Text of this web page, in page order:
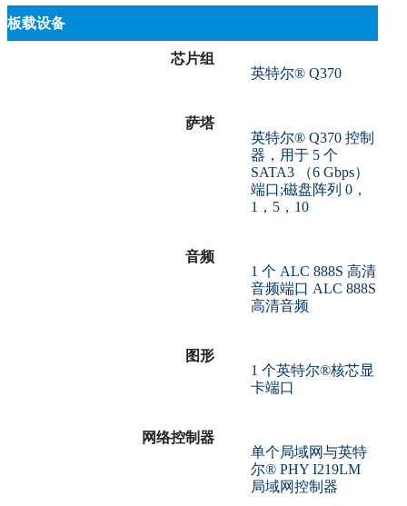
板载设备
芯片组
英特尔® Q370
萨塔
英特尔® Q370 控制
器，用于 5 个
SATA3 （6 Gbps）
端口;磁盘阵列 0，
1，5，10
音频
1 个 ALC 888S 高清
音频端口 ALC 888S
高清音频
图形
1 个英特尔®核芯显
卡端口
网络控制器
单个局域网与英特
尔® PHY I219LM
局域网控制器